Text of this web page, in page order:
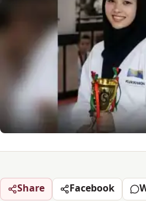
Share Facebook